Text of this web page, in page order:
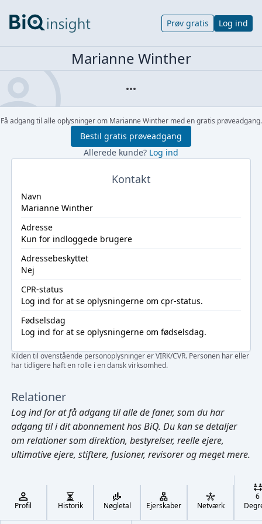
Cmd/Ctrl + K
Prøv gratis Log ind
Marianne Winther
Få adgang til alle oplysninger om Marianne Winther med en gratis prøveadgang.
Bestil gratis prøveadgang
Allerede kunde? Log ind
Kontakt
Navn
Marianne Winther
Adresse
Kun for indloggede brugere
Adressebeskyttet
Nej
CPR-status
Log ind for at se oplysningerne om cpr-status.
Fødselsdag
Log ind for at se oplysningerne om fødselsdag.
Kilden til ovenstående personoplysninger er VIRK/CVR. Personen har eller
har tidligere haft en rolle i en dansk virksomhed.
Relationer
Log indfor at få adgang til alle de faner, som du har
adgang til i dit abonnement hos BiQ. Du kan se detaljer
om relationer som direktion, bestyrelser, reelle ejere,
ultimative ejere, stiftere, fusioner, revisorer og meget mere.
Profil Historik Nøgletal Ejerskaber Netværk
6